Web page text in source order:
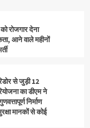
रोजगार देना
आने वाले महीनों
से जुड़ी 12
का डीएम ने
निर्माण
मानकों से कोई